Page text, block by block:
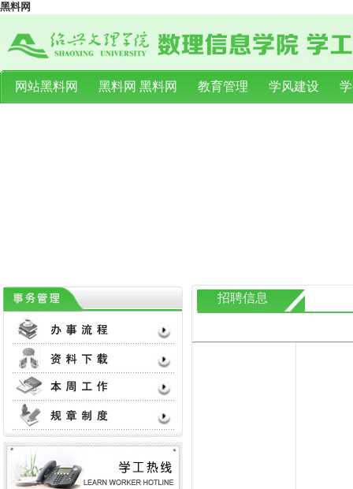
黑料网
网站黑料网 黑料网 黑料网 教育管理 学风建设
招聘信息